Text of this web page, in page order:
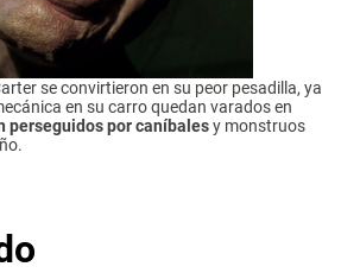
se convirtieron en su peor pesadilla, ya
en su carro quedan varados en
perseguidos por caníbalesy monstruos